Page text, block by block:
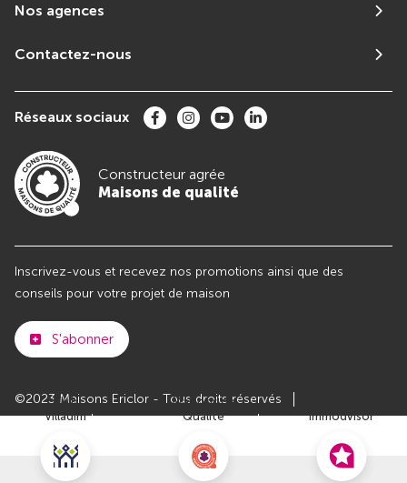
Club
Villadim
Maisons de
Qualité
Immodvisor
Nos agences
Contactez-nous
Réseaux sociaux
Constructeur agrée
Maisons de qualité
Inscrivez-vous et recevez nos promotions ainsi que des
conseils pour votre projet de maison
S'abonner
©2023 Maisons Ericlor - Tous droits réservés
Plan du site
Paramètres des cookies
Politiques de Confidentialités
Recrutement
Parrainer un ami Le groupe VILLADIM